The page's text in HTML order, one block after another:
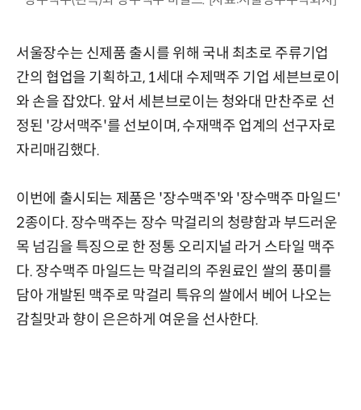
서울장수는 신제품 출시를 위해 국내 최초로 주류기업
간의 협업을 기획하고, 1세대 수제맥주 기업 세븐브로이
와 손을 잡았다. 앞서 세븐브로이는 청와대 만찬주로 선
정된 '강서맥주'를 선보이며, 수재맥주 업계의 선구자로
자리매김했다.
이번에 출시되는 제품은 '장수맥주'와 '장수맥주 마일드'
2종이다. 장수맥주는 장수 막걸리의 청량함과 부드러운
목 넘김을 특징으로 한 정통 오리지널 라거 스타일 맥주
다. 장수맥주 마일드는 막걸리의 주원료인 쌀의 풍미를
담아 개발된 맥주로 막걸리 특유의 쌀에서 베어 나오는
감칠맛과 향이 은은하게 여운을 선사한다.